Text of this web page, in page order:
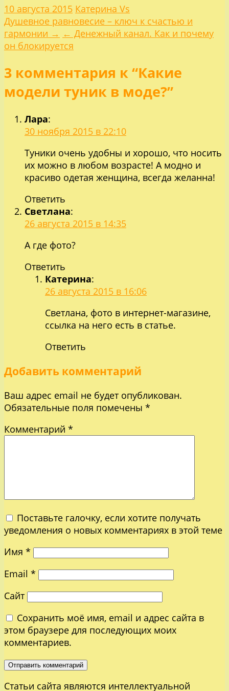
10 августа 2015 Катерина Vs
Навигация
по
записям
Душевное равновесие – ключ к счастью и
гармонии → ← Денежный канал. Как и почему
он блокируется
3 комментария к “Какие
модели туник в моде?”
Лара:
30 ноября 2015 в 22:10
Туники очень удобны и хорошо, что носить
их можно в любом возрасте! А модно и
красиво одетая женщина, всегда желанна!
Ответить
Светлана:
26 августа 2015 в 14:35
А где фото?
Ответить
Катерина:
26 августа 2015 в 16:06
Светлана, фото в интернет-магазине,
ссылка на него есть в статье.
Ответить
Добавить комментарий
Ваш адрес email не будет опубликован.
Обязательные поля помечены *
Комментарий *
Поставьте галочку, если хотите получать
уведомления о новых комментариях в этой теме
Имя *
Email *
Сайт
Сохранить моё имя, email и адрес сайта в
этом браузере для последующих моих
комментариев.
Статьи сайта являются интеллектуальной